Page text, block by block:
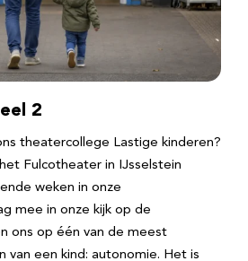
2
theatercollege Lastige kinderen?
Fulcotheater in IJsselstein
weken in onze
mee in onze kijk op de
ons op één van de meest
van een kind: autonomie. Het is